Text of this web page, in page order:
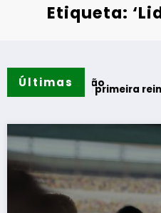
Etiqueta:
Últimas
do verão
realiza primeira